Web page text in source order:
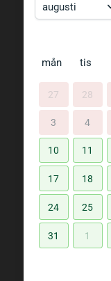
mån tis
27 28
3 4
10 11
17 18
24 25
31 1